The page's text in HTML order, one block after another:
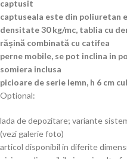
captusit
captuseala este din poliuretan
densitate 30 kg/mc, tablia cu
rășină combinată cu catifea
perne mobile, se pot inclina in
somiera inclusa
picioare de serie lemn, h 6 cm
Optional:
lada de depozitare; variante
(vezi galerie foto)
articol disponibil in diferite